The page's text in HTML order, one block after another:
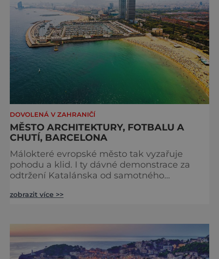
dají nalézt na stránkách Renfe a
DOVOLENÁ V ZAHRANIČÍ
MĚSTO ARCHITEKTURY, FOTBALU A
CHUTÍ, BARCELONA
Málokteré evropské město tak vyzařuje
pohodu a klid. I ty dávné demonstrace za
odtržení Katalánska od samotného
Všichni se tu usmívají a všichni jsou vstřícní.
moderní architekturou, uměním, jídlem a
právě tou pohodou. M
zobrazit více >>